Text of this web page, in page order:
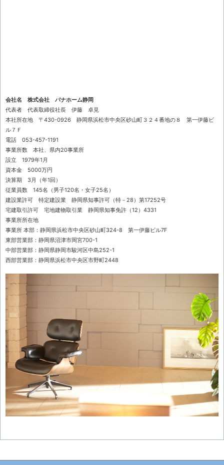
会社名 株式会社 パナホーム静岡
代表者 代表取締役社長 伊藤 卓見
本社所在地 〒430-0926 静岡県浜松市中央区砂山町３２４番地の８ 第一伊藤ビ
ル７Ｆ
電話 053-457-1191
事業所数 本社、県内20事業所
設立 1979年1月
資本金 5000万円
決算期 3月（年1回）
従業員数 145名（男子120名・女子25名）
建設業許可 特定建設業 静岡県知事許可（特－28）第17252号
宅建取引許可 宅地建物取引業 静岡県知事免許（12）4331
事業所所在地
事業所 本部：静岡県浜松市中央区砂山町324-8 第一伊藤ビル7F
東部営業部：静岡県沼津市岡宮700-1
中部営業部：静岡県静岡市駿河区中島252-1
西部営業部：静岡県浜松市中央区市野町2448